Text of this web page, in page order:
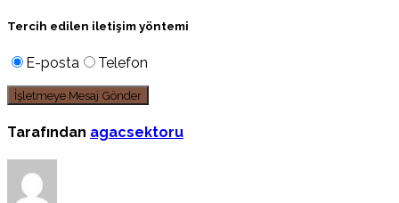
Tercih edilen iletişim yöntemi
E-posta Telefon
Tarafından agacsektoru